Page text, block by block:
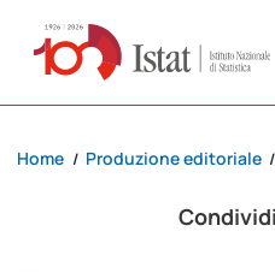
Home / Produzione editoriale /